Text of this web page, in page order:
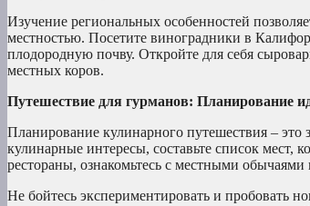
Изучение региональных особенностей
местностью. Посетите виноградники в
плодородную почву. Откройте для себя
местных коров.
Путешествие для гурманов: Планирование
Планирование кулинарного путешествия –
кулинарные интересы, составьте список мест,
рестораны, ознакомьтесь с местными обычаями
Не бойтесь экспериментировать и пробовать